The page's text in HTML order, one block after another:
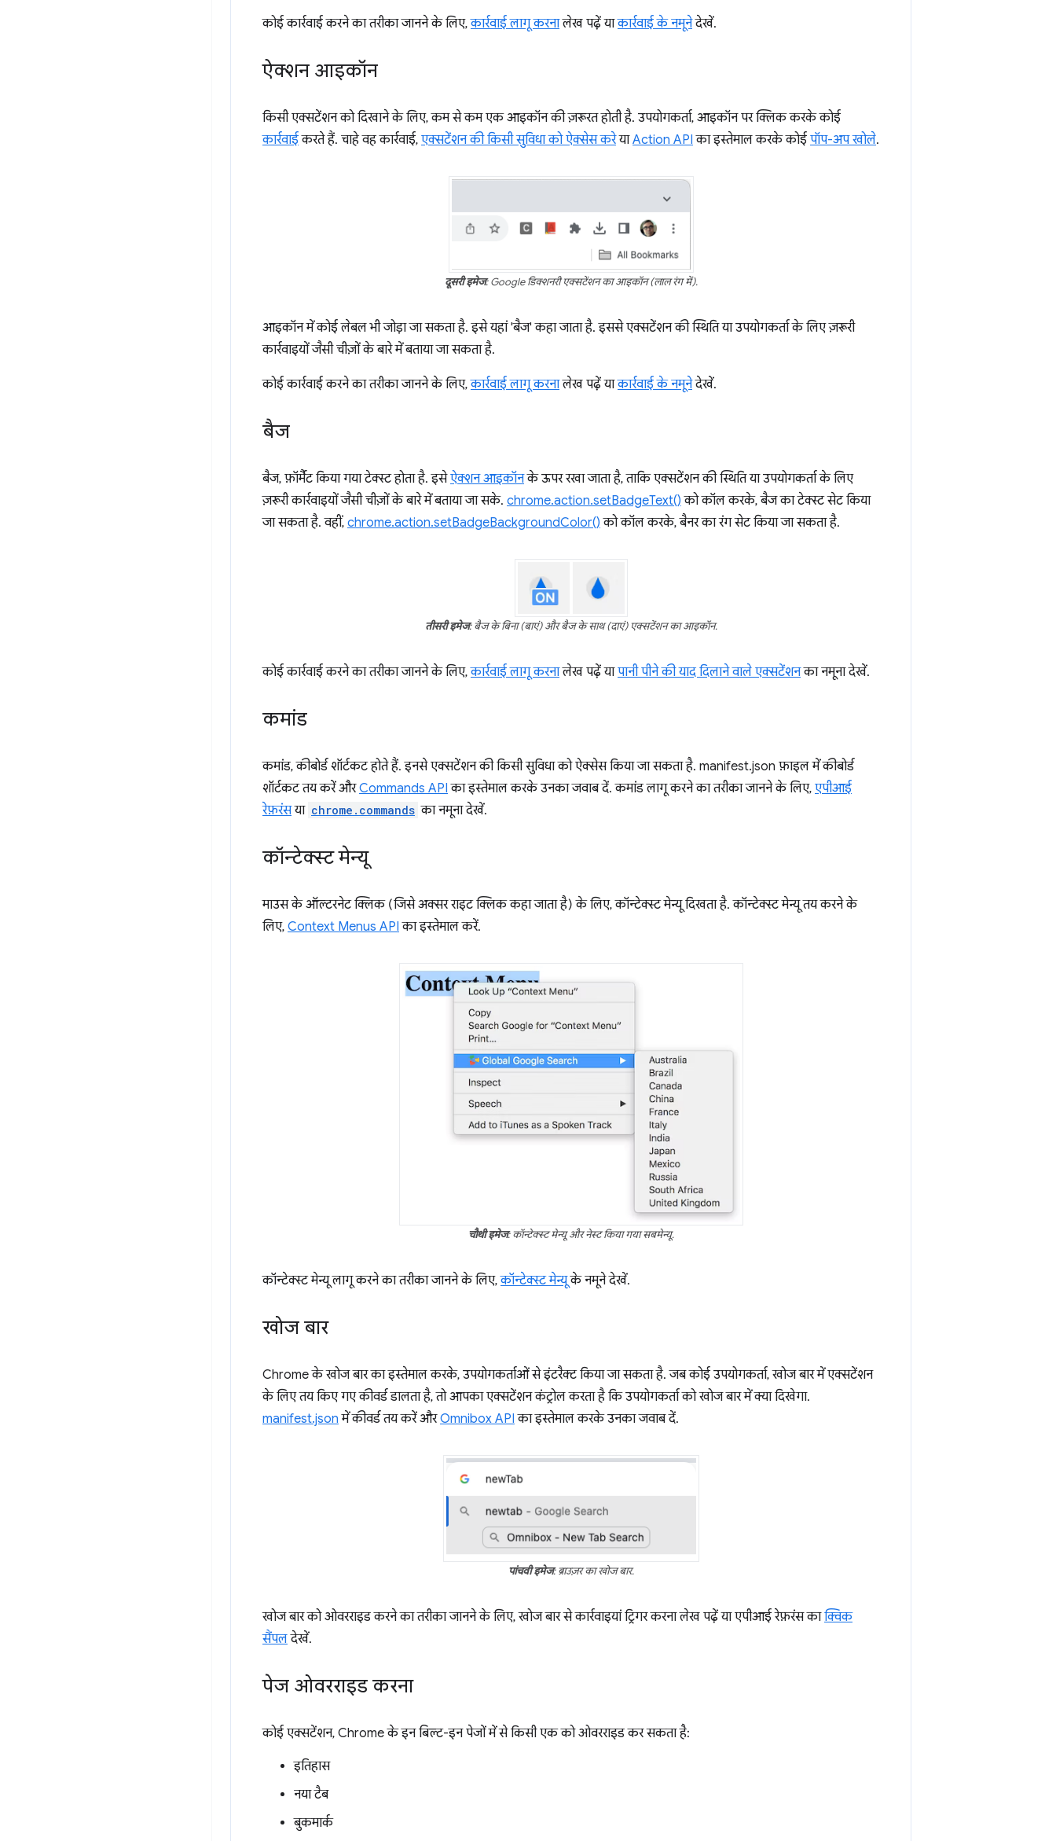
कोई कार्रवाई करने का तरीका जानने के लिए,कार्रवाई लागू करनालेख पढ़ें याकार्रवाई के नमूनेदेखें.
ऐक्शन आइकॉन
किसी एक्सटेंशन को दिखाने के लिए, कम से कम एक आइकॉन की ज़रूरत होती है. उपयोगकर्ता, आइकॉन पर क्लिक करके कोई
कार्रवाईकरते हैं. चाहे वह कार्रवाई, एक्सटेंशन की किसी सुविधा को ऐक्सेस करेयाAction API का इस्तेमाल करके कोई पॉप-अप खोले.
दूसरी इमेज: Google डिक्शनरी एक्सटेंशन का आइकॉन (लाल रंग में).
आइकॉन में कोई लेबल भी जोड़ा जा सकता है. इसे यहां 'बैज' कहा जाता है. इससे एक्सटेंशन की स्थिति या उपयोगकर्ता के लिए ज़रूरी
कार्रवाइयों जैसी चीज़ों के बारे में बताया जा सकता है.
कोई कार्रवाई करने का तरीका जानने के लिए,कार्रवाई लागू करनालेख पढ़ें याकार्रवाई के नमूनेदेखें.
बैज
बैज, फ़ॉर्मैट किया गया टेक्स्ट होता है. इसेऐक्शन आइकॉनके ऊपर रखा जाता है, ताकि एक्सटेंशन की स्थिति या उपयोगकर्ता के लिए
ज़रूरी कार्रवाइयों जैसी चीज़ों के बारे में बताया जा सके. chrome.action.setBadgeText() को कॉल करके, बैज का टेक्स्ट सेट किया
जा सकता है. वहीं, chrome.action.setBadgeBackgroundColor() को कॉल करके, बैनर का रंग सेट किया जा सकता है.
तीसरी इमेज: बैज के बिना (बाएं) और बैज के साथ (दाएं) एक्सटेंशन का आइकॉन.
कोई कार्रवाई करने का तरीका जानने के लिए,कार्रवाई लागू करनालेख पढ़ें यापानी पीने की याद दिलाने वाले एक्सटेंशनका नमूना देखें.
कमांड
कमांड, कीबोर्ड शॉर्टकट होते हैं. इनसे एक्सटेंशन की किसी सुविधा को ऐक्सेस किया जा सकता है. manifest.json फ़ाइल में कीबोर्ड
शॉर्टकट तय करें औरCommands API का इस्तेमाल करके उनका जवाब दें. कमांड लागू करने का तरीका जानने के लिए, एपीआई
रेफ़रंसया chrome.commands का नमूना देखें.
कॉन्टेक्स्ट मेन्यू
माउस के ऑल्टरनेट क्लिक (जिसे अक्सर राइट क्लिक कहा जाता है) के लिए, कॉन्टेक्स्ट मेन्यू दिखता है. कॉन्टेक्स्ट मेन्यू तय करने के
लिए, Context Menus API का इस्तेमाल करें.
चौथी इमेज: कॉन्टेक्स्ट मेन्यू और नेस्ट किया गया सबमेन्यू.
कॉन्टेक्स्ट मेन्यू लागू करने का तरीका जानने के लिए,कॉन्टेक्स्ट मेन्यूके नमूने देखें.
खोज बार
Chrome के खोज बार का इस्तेमाल करके, उपयोगकर्ताओं से इंटरैक्ट किया जा सकता है. जब कोई उपयोगकर्ता, खोज बार में एक्सटेंशन
के लिए तय किए गए कीवर्ड डालता है, तो आपका एक्सटेंशन कंट्रोल करता है कि उपयोगकर्ता को खोज बार में क्या दिखेगा.
manifest.json में कीवर्ड तय करें औरOmnibox API का इस्तेमाल करके उनका जवाब दें.
पांचवी इमेज: ब्राउज़र का खोज बार.
खोज बार को ओवरराइड करने का तरीका जानने के लिए, खोज बार से कार्रवाइयां ट्रिगर करना लेख पढ़ें या एपीआई रेफ़रंस काक्विक
सैंपलदेखें.
पेज ओवरराइड करना
कोई एक्सटेंशन, Chrome के इन बिल्ट-इन पेजों में से किसी एक को ओवरराइड कर सकता है:
इतिहास
नया टैब
बुकमार्क